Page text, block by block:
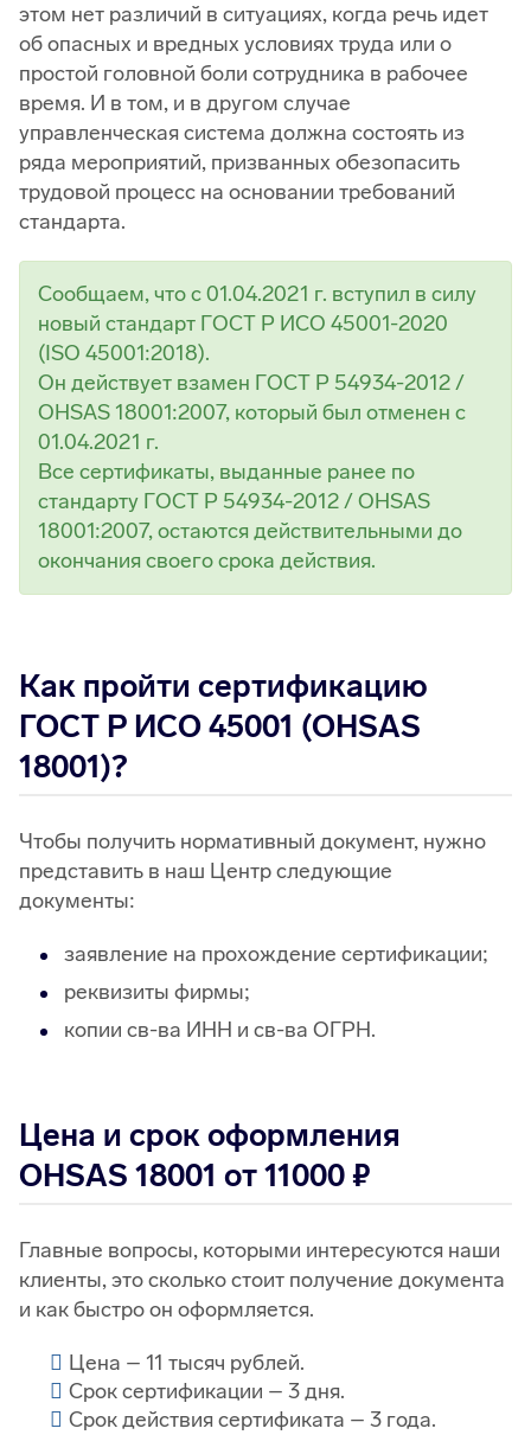
этом нет различий в ситуациях, когда речь идет
об опасных и вредных условиях труда или о
простой головной боли сотрудника в рабочее
время. И в том, и в другом случае
управленческая система должна состоять из
ряда мероприятий, призванных обезопасить
трудовой процесс на основании требований
стандарта.
Сообщаем, что с 01.04.2021 г. вступил в силу
новый стандарт ГОСТ Р ИСО 45001-2020
(ISO 45001:2018).
Он действует взамен ГОСТ Р 54934-2012 /
OHSAS 18001:2007, который был отменен с
01.04.2021 г.
Все сертификаты, выданные ранее по
стандарту ГОСТ Р 54934-2012 / OHSAS
18001:2007, остаются действительными до
окончания своего срока действия.
Как пройти сертификацию
ГОСТ Р ИСО 45001 (OHSAS
18001)?
Чтобы получить нормативный документ, нужно
представить в наш Центр следующие
документы:
заявление на прохождение сертификации;
реквизиты фирмы;
копии св-ва ИНН и св-ва ОГРН.
Цена и срок оформления
OHSAS 18001 от 11000 ₽
Главные вопросы, которыми интересуются наши
клиенты, это сколько стоит получение документа
и как быстро он оформляется.
Цена – 11 тысяч рублей.
Срок сертификации – 3 дня.
Срок действия сертификата – 3 года.